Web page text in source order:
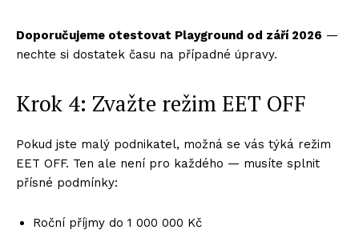
Doporučujeme otestovat Playground od září 2026 —
nechte si dostatek času na případné úpravy.
Krok 4: Zvažte režim EET OFF
Pokud jste malý podnikatel, možná se vás týká režim
EET OFF. Ten ale není pro každého — musíte splnit
přísné podmínky:
Roční příjmy do 1 000 000 Kč